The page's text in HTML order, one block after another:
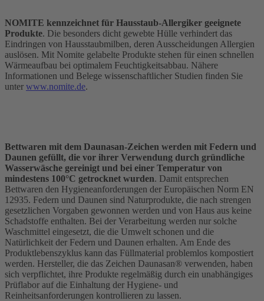
NOMITE kennzeichnet für Hausstaub-Allergiker geeignete
Produkte. Die besonders dicht gewebte Hülle verhindert das
Eindringen von Hausstaubmilben, deren Ausscheidungen Allergien
auslösen. Mit Nomite gelabelte Produkte stehen für einen schnellen
Wärmeaufbau bei optimalem Feuchtigkeitsabbau. Nähere
Informationen und Belege wissenschaftlicher Studien finden Sie
unter www.nomite.de.
Bettwaren mit dem Daunasan-Zeichen werden mit Federn und
Daunen gefüllt, die vor ihrer Verwendung durch gründliche
Wasserwäsche gereinigt und bei einer Temperatur von
mindestens 100°C getrocknet wurden. Damit entsprechen
Bettwaren den Hygieneanforderungen der Europäischen Norm EN
12935. Federn und Daunen sind Naturprodukte, die nach strengen
gesetzlichen Vorgaben gewonnen werden und von Haus aus keine
Schadstoffe enthalten. Bei der Verarbeitung werden nur solche
Waschmittel eingesetzt, die die Umwelt schonen und die
Natürlichkeit der Federn und Daunen erhalten. Am Ende des
Produktlebenszyklus kann das Füllmaterial problemlos kompostiert
werden. Hersteller, die das Zeichen Daunasan® verwenden, haben
sich verpflichtet, ihre Produkte regelmäßig durch ein unabhängiges
Prüflabor auf die Einhaltung der Hygiene- und
Reinheitsanforderungen kontrollieren zu lassen.